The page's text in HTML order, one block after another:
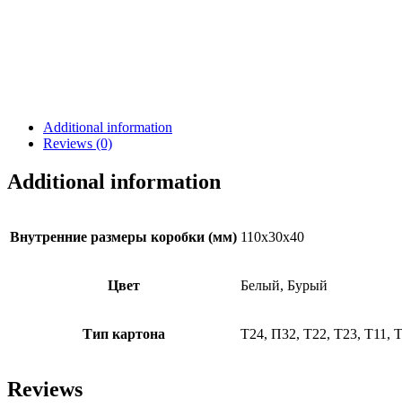
Additional information
Reviews (0)
Additional information
Внутренние размеры коробки (мм) 110х30х40
Цвет Белый, Бурый
Тип картона Т24, П32, Т22, Т23, Т11,
Reviews